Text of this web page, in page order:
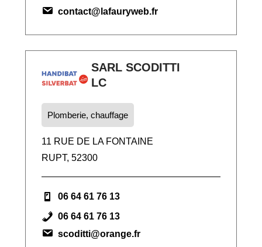
contact@lafauryweb.fr
SARL SCODITTI
LC
Plomberie, chauffage
11 RUE DE LA FONTAINE
RUPT, 52300
06 64 61 76 13
06 64 61 76 13
scoditti@orange.fr